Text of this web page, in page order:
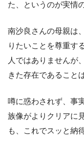
た、というのが実情
南沙良さんの母親は
りたいことを尊重す
人ではありませんが
きた存在であること
噂に惑わされず、事
族像がよりクリアに
も、これでスッと納